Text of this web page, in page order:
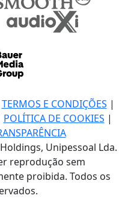
TERMOS E CONDIÇÕES |
POLÍTICA DE COOKIES |
Unipessoal Lda.
reprodução sem
proibida. Todos os